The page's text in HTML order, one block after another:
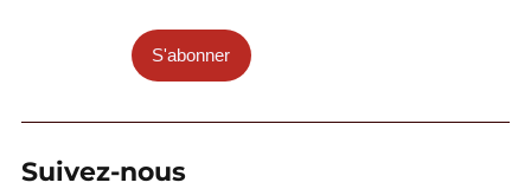
S'abonner
Suivez-nous